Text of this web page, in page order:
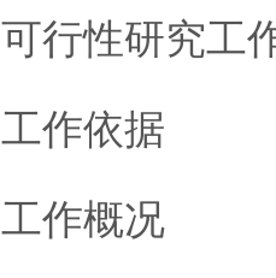
可行性研究工
作依据
作概况